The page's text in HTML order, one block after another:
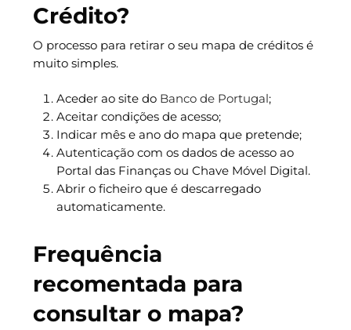
Crédito?
O processo para retirar o seu mapa de créditos é
muito simples.
Aceder ao site do Banco de Portugal;
Aceitar condições de acesso;
Indicar mês e ano do mapa que pretende;
Autenticação com os dados de acesso ao
Portal das Finanças ou Chave Móvel Digital.
Abrir o ficheiro que é descarregado
automaticamente.
Frequência
recomentada para
consultar o mapa?